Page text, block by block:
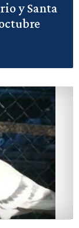
y Santa